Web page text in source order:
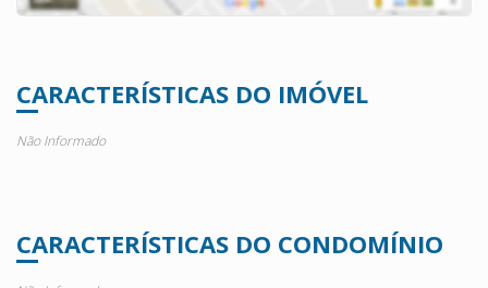
CARACTERÍSTICAS DO IMÓVEL
Não Informado
CARACTERÍSTICAS DO CONDOMÍNIO